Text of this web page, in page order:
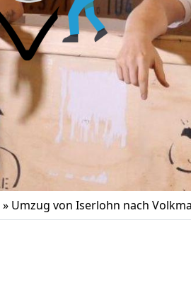
» Umzug von Iserlohn nach